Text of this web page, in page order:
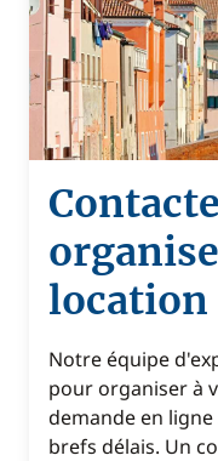
location
Notre équipe
pour organiser à
demande en
brefs délais. Un